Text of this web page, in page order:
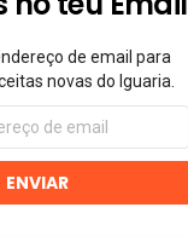
de email para
novas do Iguaria.
ENVIAR